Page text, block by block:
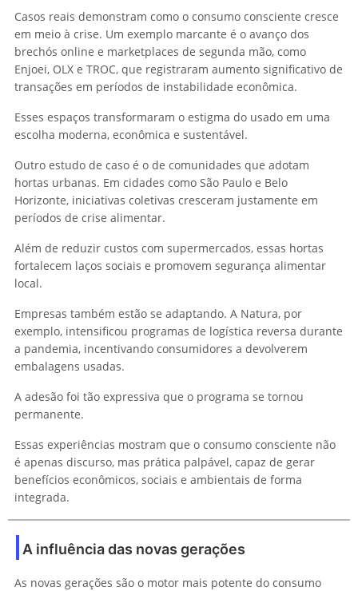
Casos reais demonstram como o consumo consciente cresce
em meio à crise. Um exemplo marcante é o avanço dos
brechós online e marketplaces de segunda mão, como
Enjoei, OLX e TROC, que registraram aumento significativo de
transações em períodos de instabilidade econômica.
Esses espaços transformaram o estigma do usado em uma
escolha moderna, econômica e sustentável.
Outro estudo de caso é o de comunidades que adotam
hortas urbanas. Em cidades como São Paulo e Belo
Horizonte, iniciativas coletivas cresceram justamente em
períodos de crise alimentar.
Além de reduzir custos com supermercados, essas hortas
fortalecem laços sociais e promovem segurança alimentar
local.
Empresas também estão se adaptando. A Natura, por
exemplo, intensificou programas de logística reversa durante
a pandemia, incentivando consumidores a devolverem
embalagens usadas.
A adesão foi tão expressiva que o programa se tornou
permanente.
Essas experiências mostram que o consumo consciente não
é apenas discurso, mas prática palpável, capaz de gerar
benefícios econômicos, sociais e ambientais de forma
integrada.
A influência das novas gerações
As novas gerações são o motor mais potente do consumo